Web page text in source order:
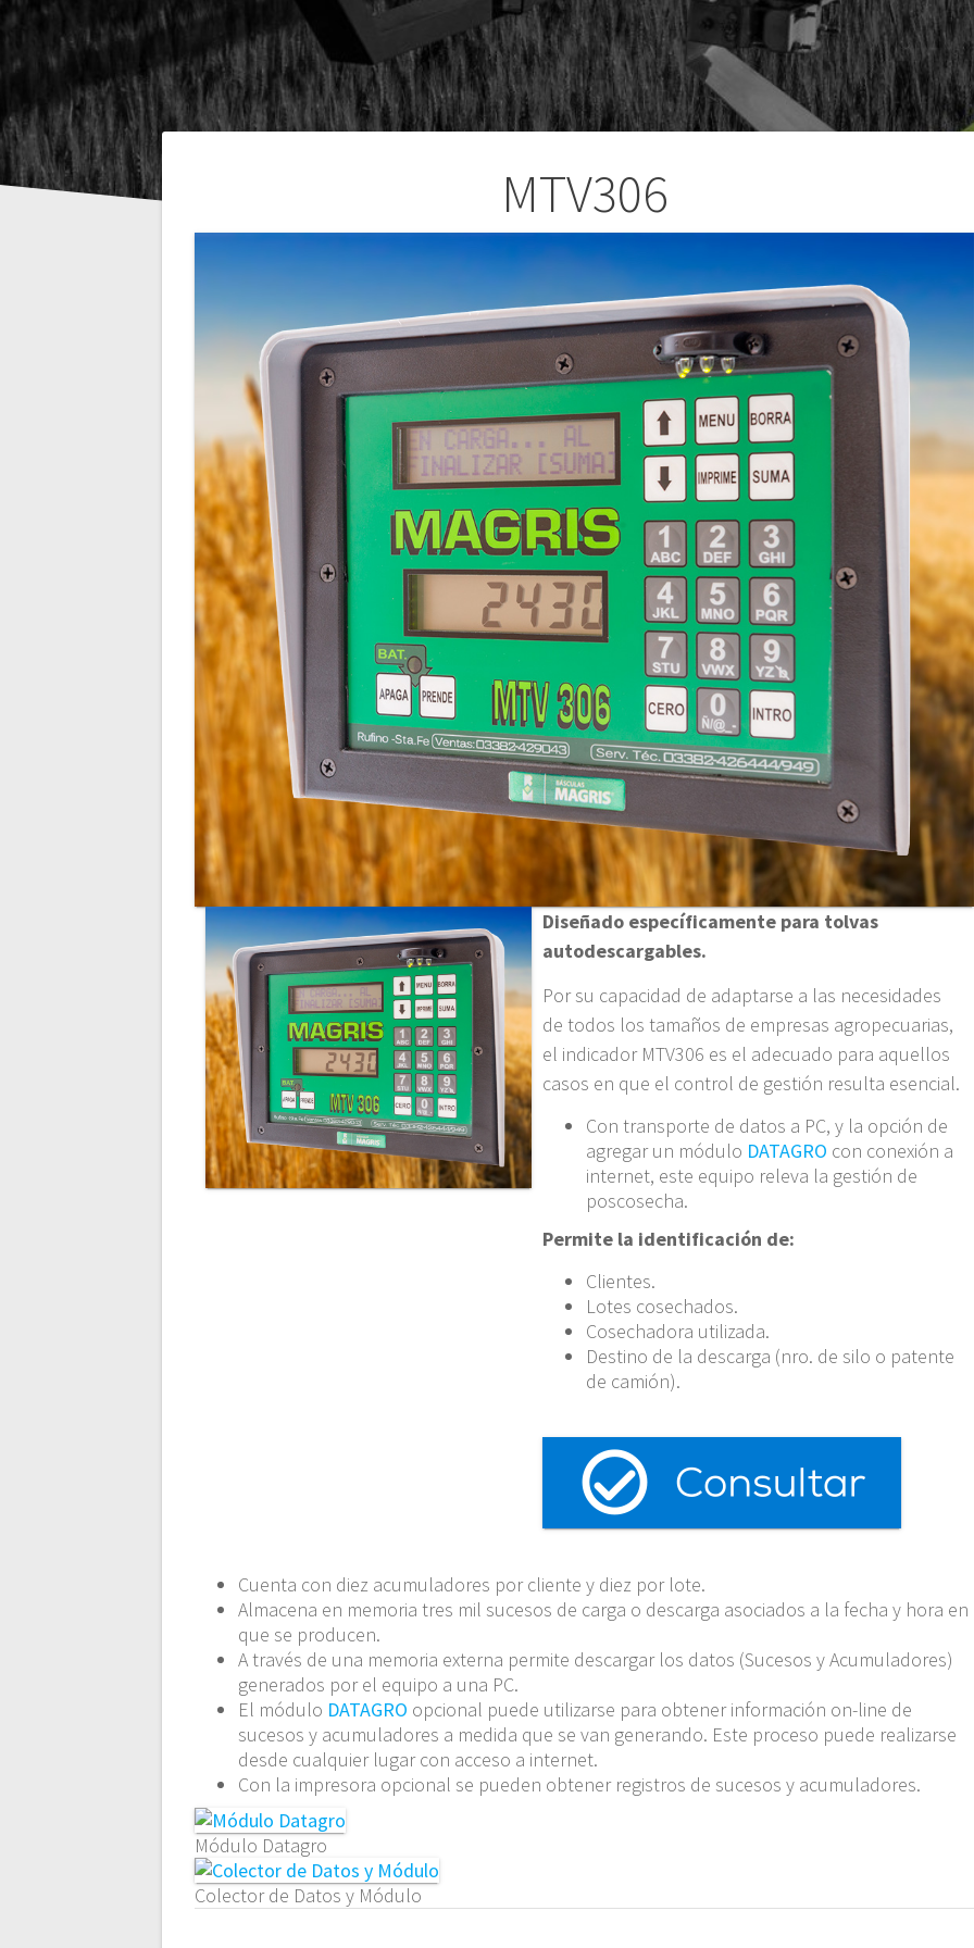
MTV306
Diseñado específicamente para tolvas
autodescargables.
Por su capacidad de adaptarse a las necesidades
de todos los tamaños de empresas agropecuarias,
el indicador MTV306 es el adecuado para aquellos
casos en que el control de gestión resulta esencial.
Con transporte de datos a PC, y la opción de
agregar un módulo DATAGRO con conexión a
internet, este equipo releva la gestión de
poscosecha.
Permite la identificación de:
Clientes.
Lotes cosechados.
Cosechadora utilizada.
Destino de la descarga (nro. de silo o patente
de camión).
Cuenta con diez acumuladores por cliente y diez por lote.
Almacena en memoria tres mil sucesos de carga o descarga asociados a la fecha y hora en
que se producen.
A través de una memoria externa permite descargar los datos (Sucesos y Acumuladores)
generados por el equipo a una PC.
El módulo DATAGRO opcional puede utilizarse para obtener información on-line de
sucesos y acumuladores a medida que se van generando. Este proceso puede realizarse
desde cualquier lugar con acceso a internet.
Con la impresora opcional se pueden obtener registros de sucesos y acumuladores.
Módulo Datagro
Colector de Datos y Módulo
Navegación
de
entradas